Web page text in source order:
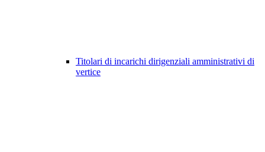
Titolari di incarichi dirigenziali amministrativi di
vertice